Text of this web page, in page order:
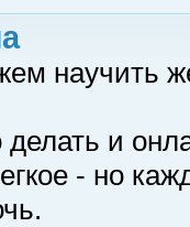
научить
и
- но